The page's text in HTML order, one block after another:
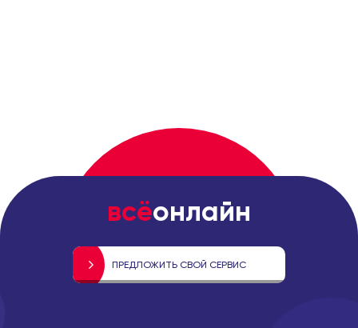
всёонлайн
ПРЕДЛОЖИТЬ СВОЙ СЕРВИС